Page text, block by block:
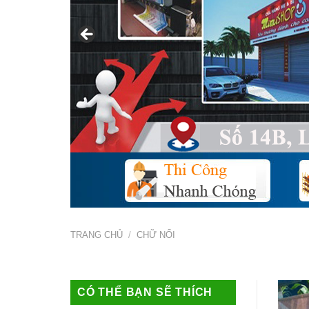
TRANG CHỦ / CHỮ NỔI
CÓ THỂ BẠN SẼ THÍCH